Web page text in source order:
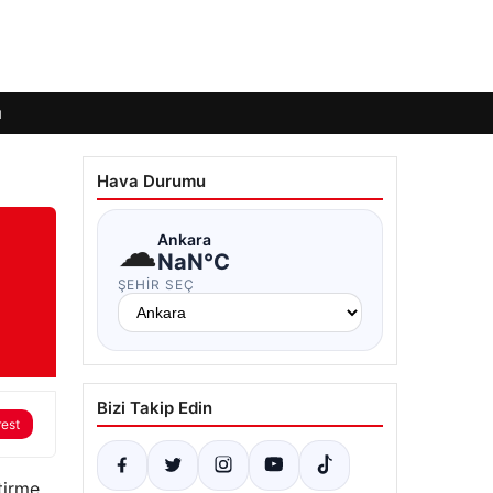
Hava Durumu
☁Ankara
NaN°C
ŞEHIR SEÇ
Bizi Takip Edin